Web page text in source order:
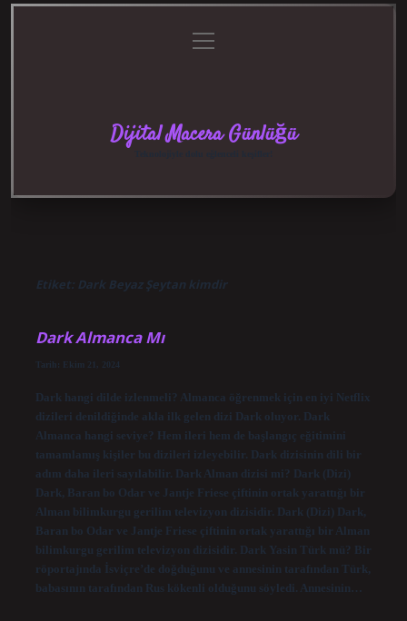
menüyü
aç
Dijital Macera Günlüğü
Etiket: Dark Beyaz Şeytan kimdir
Dark Almanca Mı
Tarih: Ekim 21, 2024
Dark hangi dilde izlenmeli? Almanca öğrenmek için en iyi Netflix
dizileri denildiğinde akla ilk gelen dizi Dark oluyor. Dark
Almanca hangi seviye? Hem ileri hem de başlangıç ​​eğitimini
tamamlamış kişiler bu dizileri izleyebilir. Dark dizisinin dili bir
adım daha ileri sayılabilir. Dark Alman dizisi mi? Dark (Dizi)
Dark, Baran bo Odar ve Jantje Friese çiftinin ortak yarattığı bir
Alman bilimkurgu gerilim televizyon dizisidir. Dark (Dizi) Dark,
Baran bo Odar ve Jantje Friese çiftinin ortak yarattığı bir Alman
bilimkurgu gerilim televizyon dizisidir. Dark Yasin Türk mü? Bir
röportajında ​​İsviçre’de doğduğunu ve annesinin tarafından Türk,
babasının tarafından Rus kökenli olduğunu söyledi. Annesinin…